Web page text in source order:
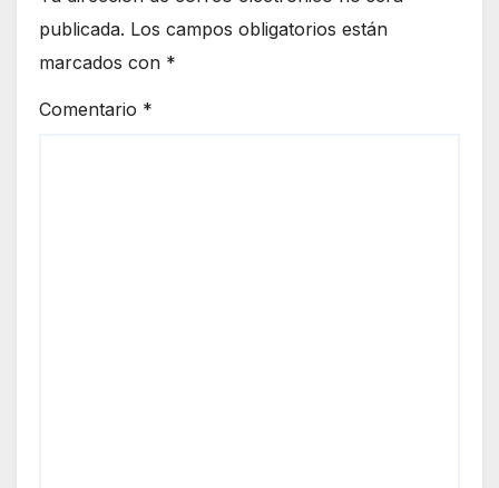
publicada. Los campos obligatorios están
marcados con *
Comentario *